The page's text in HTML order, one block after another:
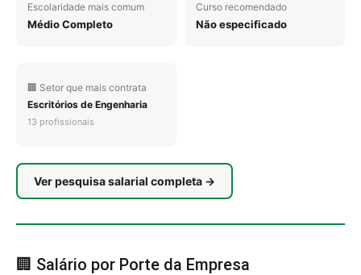
Escolaridade mais comum
Médio Completo
Curso recomendado
Não especificado
🏢 Setor que mais contrata
Escritórios de Engenharia
13 profissionais
Ver pesquisa salarial completa →
🏢 Salário por Porte da Empresa